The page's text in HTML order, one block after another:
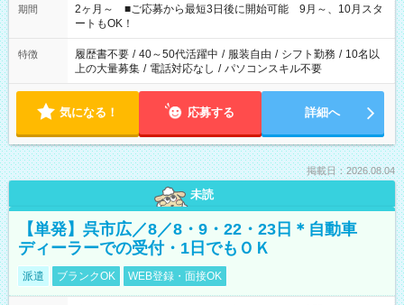
たい」 「できれば残業はしたくない」 など、ご希望があれば教
えてくださいね。 ※Wワーク希望の方へ 今ご覧のお仕事で希望
する勤務時間と、もう1つのお仕事の勤務時間。 合計で週40時
間を超える場合は応募できません
期間
2ヶ月～ ■ご応募から最短3日後に開始可能 9月～、10月スタ
ートもOK！
特徴 履歴書不要 / 40～50代活躍中 / 服装自由 / シフト勤務 / 10名以
上の大量募集 / 電話対応なし / パソコンスキル不要
気になる！ 応募する 詳細へ
掲載日：2026.08.04
未読
【単発】呉市広／8／8・9・22・23日＊自動車
ディーラーでの受付・1日でもＯＫ
派遣 ブランクOK WEB登録・面接OK